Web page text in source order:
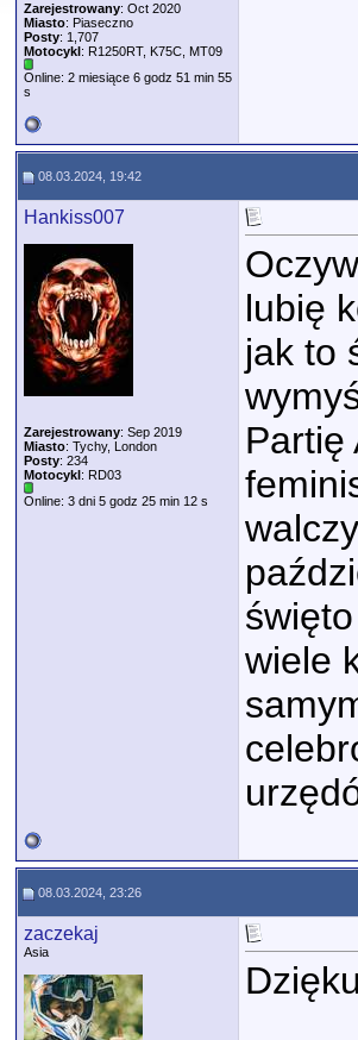
Zarejestrowany: Oct 2020
Miasto: Piaseczno
Posty: 1,707
Motocykl: R1250RT, K75C, MT09
Online: 2 miesiące 6 godz 51 min 55
s
08.03.2024, 19:42
Hankiss007
Zarejestrowany: Sep 2019
Miasto: Tychy, London
Posty: 234
Motocykl: RD03
Online: 3 dni 5 godz 25 min 12 s
lubię
jak to
Partię
wiele
08.03.2024, 23:26
zaczekaj
Asia